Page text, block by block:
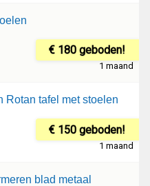
€ 180 geboden!
1 maand
Rotan tafel met stoelen
€ 150 geboden!
1 maand
blad metaal